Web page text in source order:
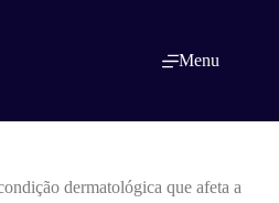
Menu
em cães
dermatológica que afeta a